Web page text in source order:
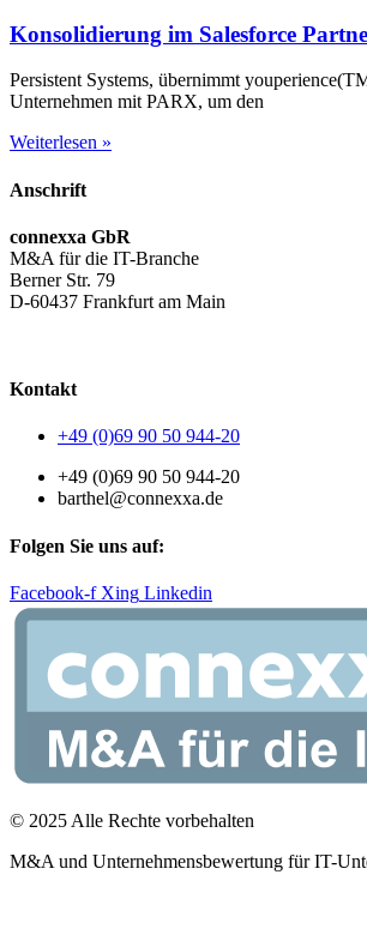
Konsolidierung im Salesforce
Persistent Systems, übernimmt
Unternehmen mit PARX, um den
Weiterlesen »
Anschrift
connexxa GbR
M&A für die IT-Branche
Berner Str. 79
D-60437 Frankfurt am Main
Kontakt
+49 (0)69 90 50 944-20
+49 (0)69 90 50 944-20
barthel@connexxa.de
Folgen Sie uns auf:
Facebook-f Xing Linkedin
© 2025 Alle Rechte vorbehalten
M&A und Unternehmensbewertung für IT-